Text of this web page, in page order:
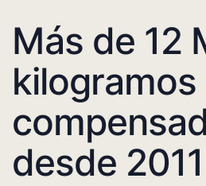
Más de 12
kilogramos
desde